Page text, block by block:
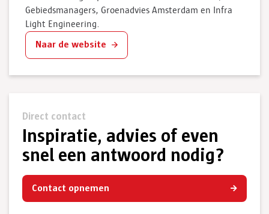
Gebiedsmanagers, Groenadvies Amsterdam en Infra
Light Engineering.
Naar de website
Direct contact
Inspiratie, advies of even
snel een antwoord nodig?
Contact opnemen